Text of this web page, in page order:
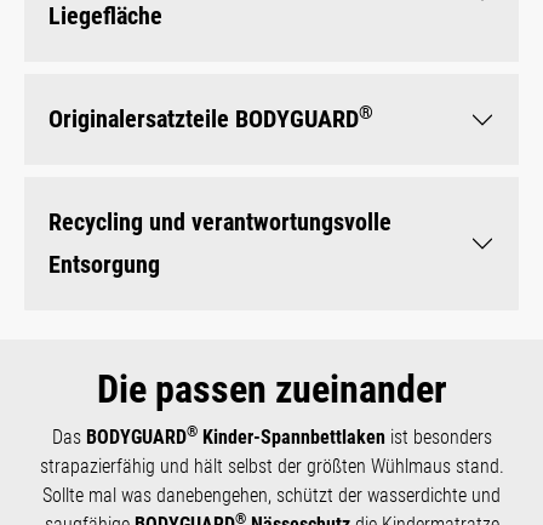
Liegefläche
Originalersatzteile BODYGUARD®
Recycling und verantwortungsvolle
Entsorgung
Die passen zueinander
Das BODYGUARD®Kinder-Spannbettlaken ist besonders
strapazierfähig und hält selbst der größten Wühlmaus stand.
Sollte mal was danebengehen, schützt der wasserdichte und
®